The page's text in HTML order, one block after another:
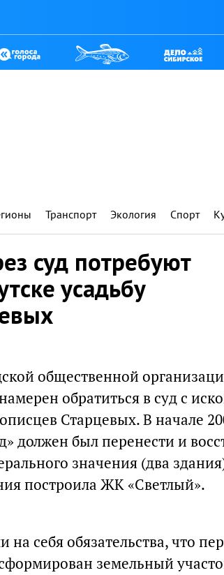
Транспорт Экология Спорт
суд потребуют
усадьбу
общественной
обратиться в суд с
Старцевых. В начале
должен был перенести и
значения (два
построила ЖК «Светлый».
себя обязательства, что
земельный